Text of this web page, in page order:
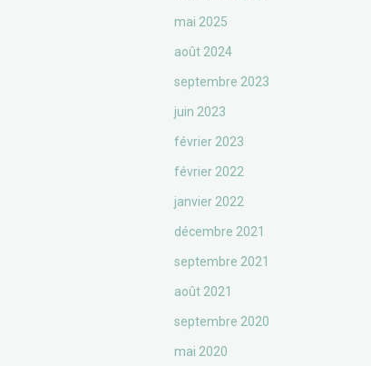
mai 2025
août 2024
septembre 2023
juin 2023
février 2023
février 2022
janvier 2022
décembre 2021
septembre 2021
août 2021
septembre 2020
mai 2020